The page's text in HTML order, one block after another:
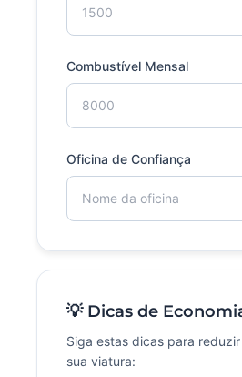
Combustível Mensal
Oficina de Confiança
💡 Dicas de
Siga estas dicas para
sua viatura: